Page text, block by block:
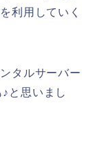
利用していく
タルサーバー
と思いまし